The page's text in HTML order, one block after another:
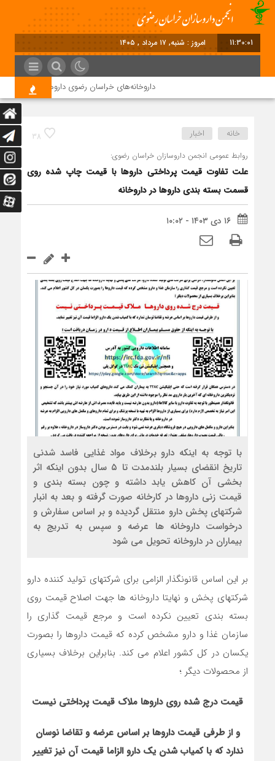
11:30:02 امروز : شنبه, ۱۷ مرداد , ۱۴۰۵
داروخانه‌های خراسان رضوی داروها را با چک ۴ ماهه خریداری می‌کنند
38 خانه اخبار
روابط عمومی انجمن داروسازان خراسان رضوی:
علت تفاوت قیمت پرداختی داروها با قیمت چاپ شده روی
قسمت بسته بندی داروها در داروخانه
۱۶ دی ۱۴۰۳ - ۱۰:۰۲
با توجه به اینکه دارو برخلاف مواد غذایی فاسد شدنی
تاریخ انقضای بسیار بلندمدت تا ۵ سال بدون اینکه اثر
بخشی آن کاهش یابد داشته و چون بسته بندی و
قیمت زنی داروها در کارخانه صورت گرفته و بعد به انبار
شرکتهای پخش دارو منتقل گردیده و بر اساس سفارش و
درخواست داروخانه ها عرضه و سپس به تدریج به
بیماران در داروخانه تحویل می شود
بر این اساس قانونگذار الزامی برای شرکتهای تولید کننده دارو
شرکتهای پخش و نهایتا داروخانه ها جهت اصلاح قیمت روی
بسته بندی تعیین نکرده است و مرجع قیمت گذاری را
سازمان غذا و دارو مشخص کرده که قیمت داروها را بصورت
یکسان در کل کشور اعلام می کند. بنابراین برخلاف بسیاری
از محصولات دیگر ؛
قیمت درج شده روی داروها ملاک قیمت پرداختی نیست
و از طرفی قیمت داروها بر اساس عرضه و تقاضا نوسان
ندارد که با کمیاب شدن یک دارو الزاما قیمت آن نیز تغییر